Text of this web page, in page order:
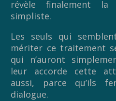
révèle finalement
simpliste.
Les seuls qui
mériter ce traitement
qui n’auront
leur accorde cette
aussi, parce qu’ils
dialogue.